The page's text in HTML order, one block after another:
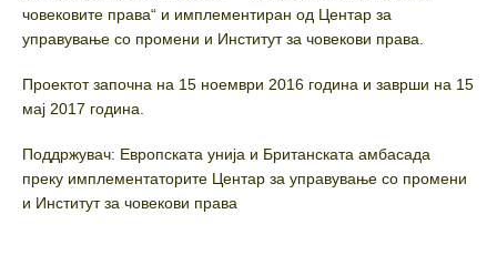
човековите права“ и имплементиран од Центар за
управување со промени и Институт за човекови права.
Проектот започна на 15 ноември 2016 година и заврши на 15
мај 2017 година.
Поддржувач: Европската унија и Британската амбасада
преку имплементаторите Центар за управување со промени
и Институт за човекови права